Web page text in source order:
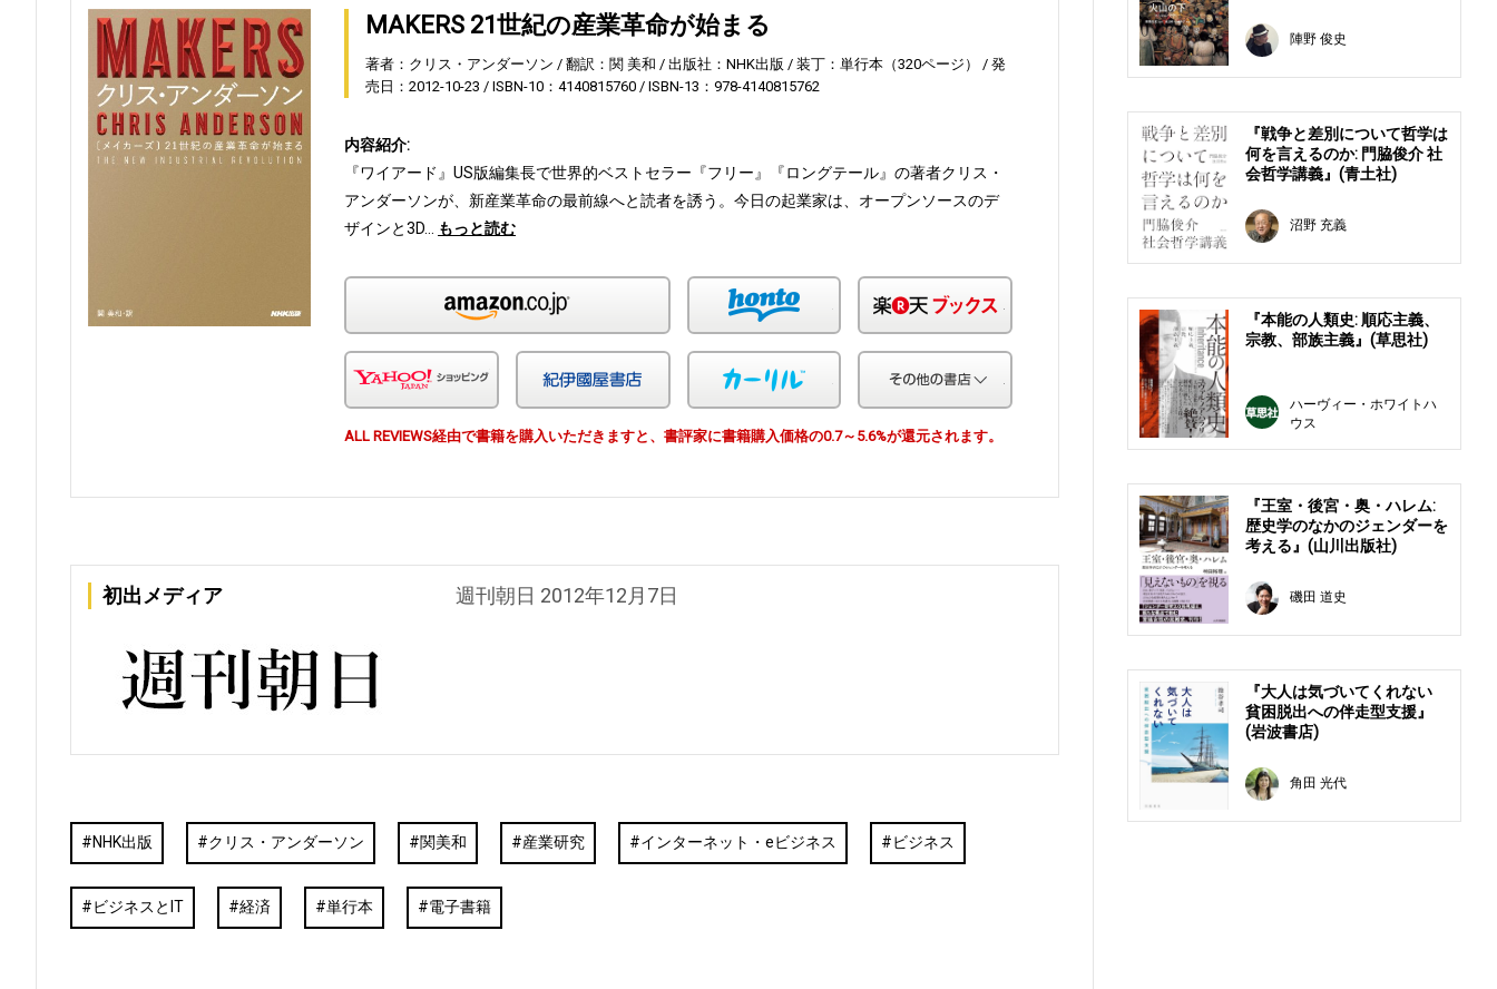
MAKERS 21世紀の産業革命が始まる
著者：クリス・アンダーソン 翻訳：関 美和 出版社：NHK出版 装丁：単行本（320ページ）
発
売日：2012-10-23
ISBN-10：4140815760 ISBN-13：978-4140815762
内容紹介:
『ワイアード』US版編集長で世界的ベストセラー『フリー』『ロングテール』の著者クリス・
アンダーソンが、新産業革命の最前線へと読者を誘う。今日の起業家は、オープンソースのデ
ザインと3D…
もっと読む
honto
Yahoo!ショッピング 紀伊国屋 カーリル
ALL REVIEWS経由で書籍を購入いただきますと、書評家に書籍購入価格の0.7～5.6%が還元されます。
初出メディア 週刊朝日 2012年12月7日
NHK出版 クリス・アンダーソン 関美和 産業研究 インターネット・eビジネス ビジネス
ビジネスとIT 経済 単行本 電子書籍
陣野 俊史
『戦争と差別について哲学は
何を言えるのか: 門脇俊介 社
会哲学講義』(青土社)
沼野 充義
『本能の人類史: 順応主義、
宗教、部族主義』(草思社)
ハーヴィー・ホワイトハ
ウス
『王室・後宮・奥・ハレム:
歴史学のなかのジェンダーを
考える』(山川出版社)
磯田 道史
『大人は気づいてくれない
貧困脱出への伴走型支援』
(岩波書店)
角田 光代